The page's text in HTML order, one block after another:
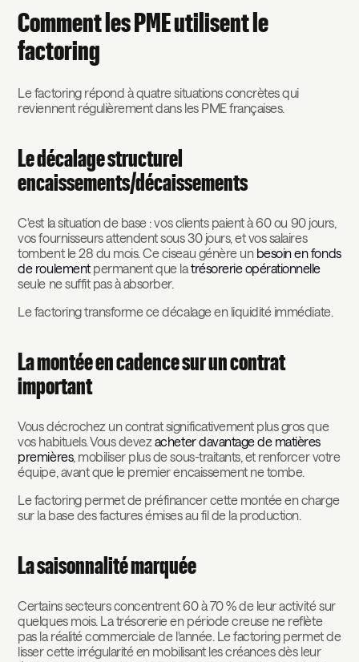
Comment les PME utilisent le
factoring
Le factoring répond à quatre situations concrètes qui
reviennent régulièrement dans les PME françaises.
Le décalage structurel
encaissements/décaissements
C'est la situation de base : vos clients paient à 60 ou 90 jours,
vos fournisseurs attendent sous 30 jours, et vos salaires
tombent le 28 du mois. Ce ciseau génère un besoin en fonds
de roulementpermanent que latrésorerie opérationnelle
seule ne suffit pas à absorber.
Le factoring transforme ce décalage en liquidité immédiate.
La montée en cadence sur un contrat
important
Vous décrochez un contrat significativement plus gros que
vos habituels. Vous devezacheter davantage de matières
premières, mobiliser plus de sous-traitants, et renforcer votre
équipe, avant que le premier encaissement ne tombe.
Le factoring permet de préfinancer cette montée en charge
sur la base des factures émises au fil de la production.
La saisonnalité marquée
Certains secteurs concentrent 60 à 70 % de leur activité sur
quelques mois. La trésorerie en période creuse ne reflète
pas la réalité commerciale de l'année. Le factoring permet de
lisser cette irrégularité en mobilisant les créances dès leur